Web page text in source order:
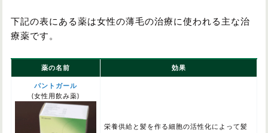
下記の表にある薬は女性の薄毛の治療に使われる主な治
療薬です。
薬の名前 効果
パントガール
(女性用飲み薬)
栄養供給と髪を作る細胞の活性化によって髪